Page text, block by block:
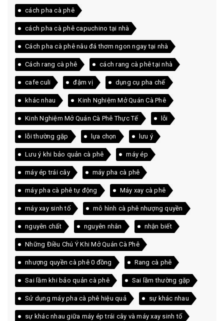
cách pha cà phê
cách pha cà phê capuchino tại nhà
Cách pha cà phê nâu đá thơm ngon ngay tại nhà
Cách rang cà phê cách rang cà phê tại nhà
cafe culi đậm vị dụng cụ pha chế
khác nhau Kinh Nghiệm Mở Quán Cà Phê
Kinh Nghiệm Mở Quán Cà Phê Thực Tế lỗi
lỗi thường gặp lựa chọn lưu ý
Lưu ý khi bảo quản cà phê máy ép
máy ép trái cây máy pha cà phê
máy pha cà phê tự động Máy xay cà phê
máy xay sinh tố mô hình cà phê nhượng quyền
nguyên chất nguyên nhân nhận biết
Những Điều Chú Ý Khi Mở Quán Cà Phê
nhượng quyền cà phê 0 đồng Rang cà phê
Sai lầm khi bảo quản cà phê Sai lầm thường gặp
Sử dụng máy pha cà phê hiệu quả sự khác nhau
sự khác nhau giữa máy ép trái cây và máy xay sinh tố